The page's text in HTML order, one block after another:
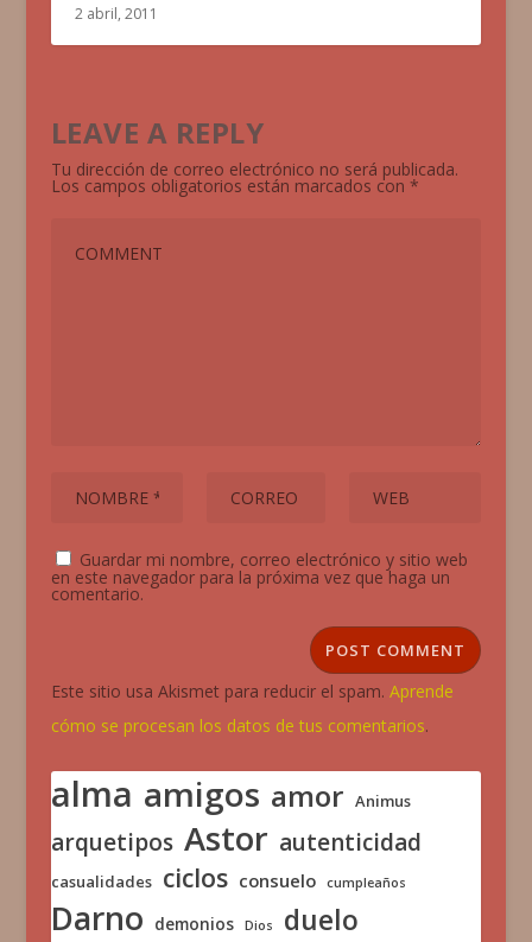
2 abril, 2011
LEAVE A REPLY
Tu dirección de correo electrónico no será publicada.
Los campos obligatorios están marcados con *
Guardar mi nombre, correo electrónico y sitio web
en este navegador para la próxima vez que haga un
comentario.
Este sitio usa Akismet para reducir el spam. Aprende
cómo se procesan los datos de tus comentarios.
alma amigos amor Animus
arquetipos Astor autenticidad
casualidades ciclos consuelo cumpleaños
Darno demonios Dios duelo